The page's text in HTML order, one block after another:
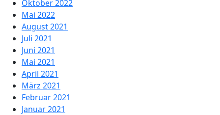
Oktober 2022
Mai 2022
August 2021
Juli 2021
Juni 2021
Mai 2021
April 2021
März 2021
Februar 2021
Januar 2021